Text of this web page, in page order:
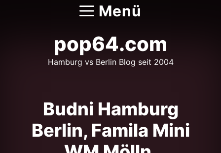
Menü
pop64.com
Hamburg vs Berlin Blog seit 2004
Budni Hamburg
Berlin, Famila Mini